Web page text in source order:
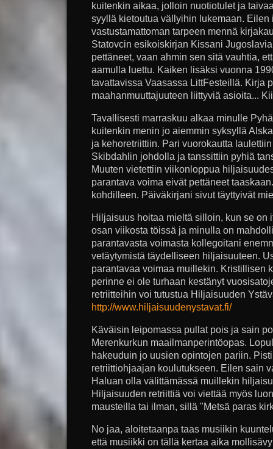
kuitenkin aikaa, jolloin nuotiotulet ja
syyllä kietoutua vällyihin lukemaan.
vastustamattoman tarpeen mennä
Statovcin esikoiskirjan Kissani
pettäneet, vaan ahmin sen sitä vauhtia,
aamulla luettu. Kaiken lisäksi vuonna
tavattavissa Vaasassa LittFesteillä. Kirja
maahanmuuttajuuteen liittyviä asioita...
Tavallisesti marraskuu alkaa minulle
kuitenkin menin jo aiemmin syksyllä
ja kehoretriittiin. Pari vuorokautta
Skibdahlin johdolla ja tanssittiin pyhiä
Muuten vietettiin viikonloppua
parantava voima eivät pettäneet
kohdilleen. Päiväkirjani sivut täyttyivät
Hiljaisuus hoitaa mieltä silloin, kun se on
osan viikosta töissä ja minulla on
parantavasta voimasta kollegoitani
vetäytymistä täydelliseen hiljaisuuteen.
parantavaa voimaa muillekin. Kristillisen
perinne ei ole turhaan kestänyt
retriitteihin voi tutustua Hiljaisuuden
http://www.hiljaisuudenystavat.fi/
Käväisin leipomassa pullat pois ja sain
Merenkurkun maailmanperintöopas.
hakeuduin jo uusien opintojen pariin.
retriittiohjaajan koulutukseen. Eilen sain
Haluan olla välittämässä muillekin
Hiljaisuuden retriittiä voi viettää myös
mausteilla tai ilman, sillä "Metsä paras
No jaa, aloitetaanpa taas musiikin
että musiikki on tällä kertaa aika